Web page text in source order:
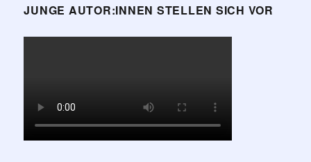
JUNGE AUTOR:INNEN STELLEN SICH VOR